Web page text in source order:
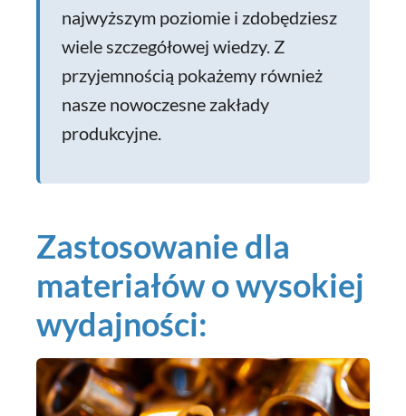
najwyższym poziomie i zdobędziesz
wiele szczegółowej wiedzy. Z
przyjemnością pokażemy również
nasze nowoczesne zakłady
produkcyjne.
Zastosowanie dla
materiałów o wysokiej
wydajności: